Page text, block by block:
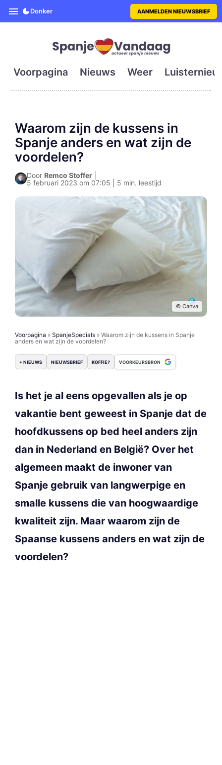
SpanjeVandaag is de eerste
Donker AANMELDEN NIEUWSBRIEF
Voorpagina Nieuws Weer
Waarom zijn de kussens in
Spanje anders en wat zijn de
voordelen?
Door Remco Stoffer
5 februari 2023 om 07:05 | 5 min. leestijd
© Canva
Voorpagina » SpanjeSpecials » Waarom zijn de kussens in Spanje
anders en wat zijn de voordelen?
+ NIEUWS NIEUWSBRIEF KOFFIE? VOORKEURSBRON
Is het je al eens opgevallen als je op
vakantie bent geweest in Spanje dat de
hoofdkussens op bed heel anders zijn
dan in Nederland en België? Over het
algemeen maakt de inwoner van
Spanje gebruik van langwerpige en
smalle kussens die van hoogwaardige
kwaliteit zijn. Maar waarom zijn de
Spaanse kussens anders en wat zijn de
voordelen?